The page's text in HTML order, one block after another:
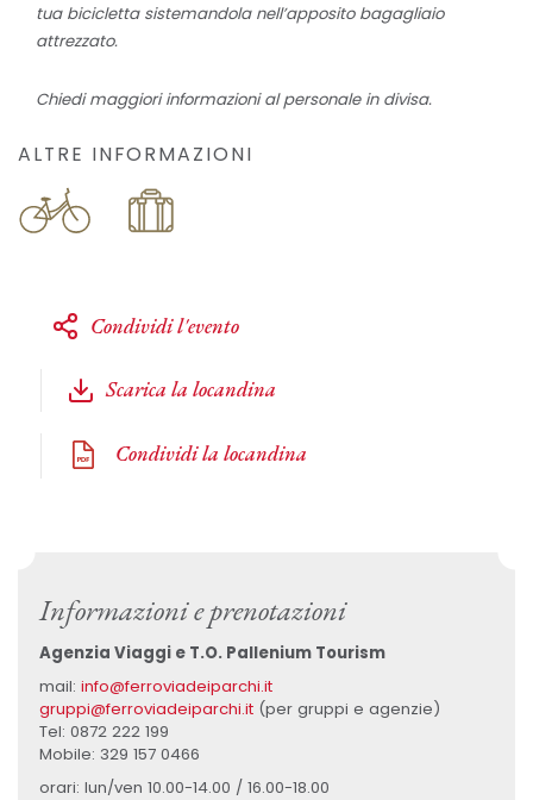
tua bicicletta sistemandola nell’apposito bagagliaio
attrezzato.
Chiedi maggiori informazioni al personale in divisa.
ALTRE INFORMAZIONI
Condividi l'evento
Scarica la locandina
Condividi la locandina
Informazioni e prenotazioni
Agenzia Viaggi e T.O. Pallenium Tourism
mail: info@ferroviadeiparchi.it
gruppi@ferroviadeiparchi.it(per gruppi e agenzie)
Tel: 0872 222 199
Mobile: 329 157 0466
orari: lun/ven 10.00-14.00 / 16.00-18.00